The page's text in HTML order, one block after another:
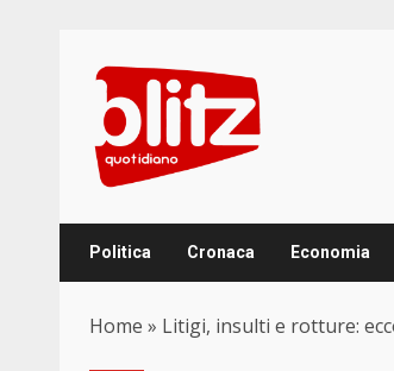
content
Politica Cronaca Economia
Home » Litigi, insulti e rotture: